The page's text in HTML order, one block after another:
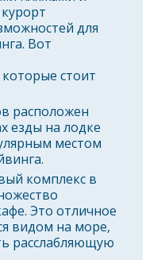
для
Вот
стоит
расположен
езды на лодке
местом
комплекс в
Это отличное
видом на море,
расслабляющую